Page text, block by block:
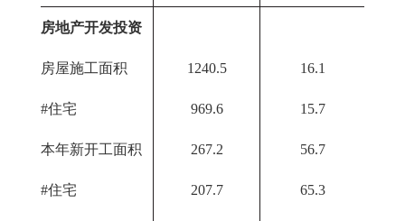
房地产开发投资
房屋施工面积 1240.5 16.1
#住宅 969.6 15.7
本年新开工面积 267.2 56.7
#住宅 207.7 65.3